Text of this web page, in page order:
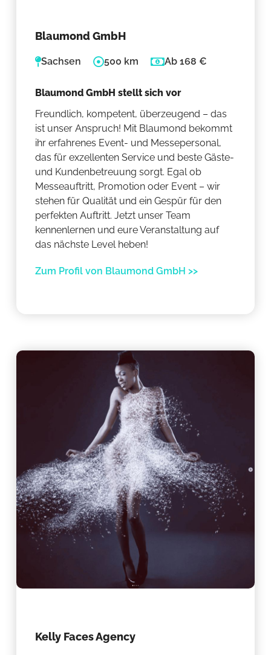
Blaumond GmbH
Sachsen 500 km Ab 168 €
Blaumond GmbH stellt sich vor
Freundlich, kompetent, überzeugend – das
ist unser Anspruch! Mit Blaumond bekommt
ihr erfahrenes Event- und Messepersonal,
das für exzellenten Service und beste Gäste-
und Kundenbetreuung sorgt. Egal ob
Messeauftritt, Promotion oder Event – wir
stehen für Qualität und ein Gespür für den
perfekten Auftritt. Jetzt unser Team
kennenlernen und eure Veranstaltung auf
das nächste Level heben!
Zum Profil von Blaumond GmbH >>
Kelly Faces Agency